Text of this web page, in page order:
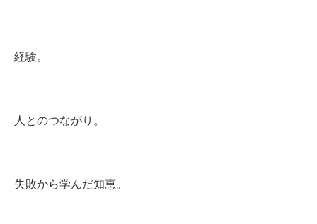
経験。
人とのつながり。
失敗から学んだ知恵。